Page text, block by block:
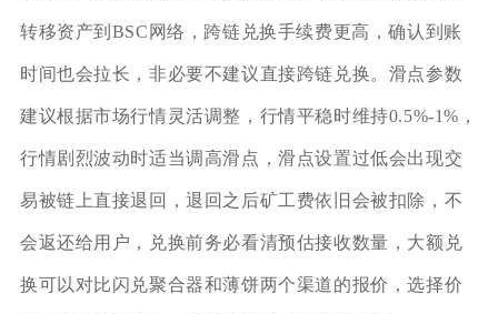
转移资产到BSC网络，跨链兑换手续费更高，确认到账
时间也会拉长，非必要不建议直接跨链兑换。滑点参数
建议根据市场行情灵活调整，行情平稳时维持0.5%‑1%，
行情剧烈波动时适当调高滑点，滑点设置过低会出现交
易被链上直接退回，退回之后矿工费依旧会被扣除，不
会返还给用户，兑换前务必看清预估接收数量，大额兑
换可以对比闪兑聚合器和薄饼两个渠道的报价，选择价